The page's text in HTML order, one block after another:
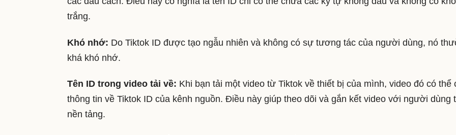
trắng.
Khó nhớ: Do Tiktok ID được tạo ngẫu nhiên và không có sự tương tác của người dùng, nó
khá khó nhớ.
Tên ID trong video tải về: Khi bạn tải một video từ Tiktok về thiết bị của mình, video đó có thể
thông tin về Tiktok ID của kênh nguồn. Điều này giúp theo dõi và gắn kết video với người dùng
nền tảng.